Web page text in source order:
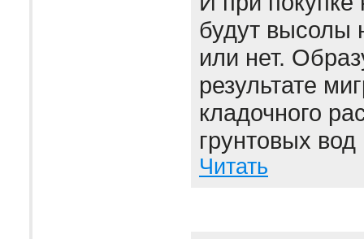
будут высолы
или нет.
результате
кладочного
грунтовых
Читать